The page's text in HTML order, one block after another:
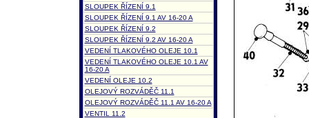
SLOUPEK ŘÍZENÍ 9.1
SLOUPEK ŘÍZENÍ 9.1 AV 16-20 A
SLOUPEK ŘÍZENÍ 9.2
SLOUPEK ŘÍZENÍ 9.2 AV 16-20 A
VEDENÍ TLAKOVÉHO OLEJE 10.1
VEDENÍ TLAKOVÉHO OLEJE 10.1 AV
16-20 A
VEDENÍ OLEJE 10.2
OLEJOVÝ ROZVÁDĚČ 11.1
OLEJOVÝ ROZVÁDĚČ 11.1 AV 16-20 A
VENTIL 11.2